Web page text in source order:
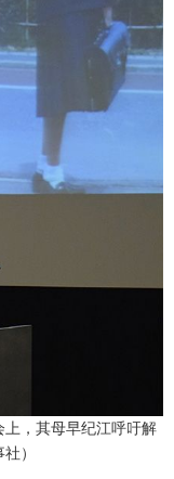
，其母早纪江呼吁解
）